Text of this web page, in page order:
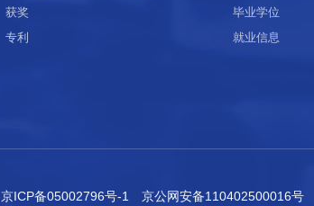
获奖
专利
毕业学位
就业信息
京ICP备05002796号-1 京公网安备110402500016号